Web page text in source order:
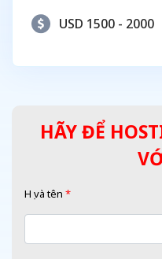
USD 1500 - 2000
HÃY ĐỂ
Họ và tên *